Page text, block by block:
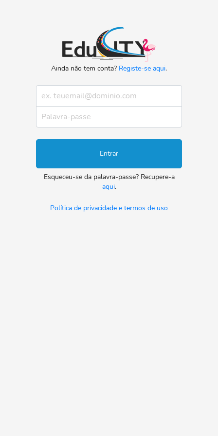
Ainda não tem conta? Registe-se aqui.
Entrar
Esqueceu-se da palavra-passe? Recupere-a
aqui.
Política de privacidade e termos de uso